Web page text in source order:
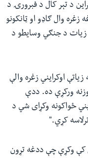
د تېر کال د فبرورۍ د
وال ګاډو او ټانکونو
سره د ۹۸ سلنې څخه زیات د جنګي وسایطو د
اوکرایني زغره والې
ورکړې ده. ددې
ځواکونه وکړای شي د
کړي."
کې وکړې چې ددغه تړون